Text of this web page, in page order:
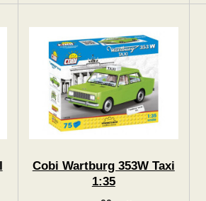
Cobi Wartburg 353W Taxi
1:35